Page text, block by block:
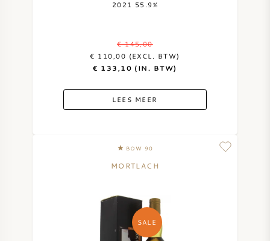
2021 55.9%
€ 145,00
€ 110,00 (EXCL. BTW)
€ 133,10 (IN. BTW)
LEES MEER
BOW 90
SALE
MORTLACH